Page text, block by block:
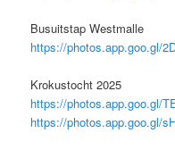
Busuitstap Westmalle
https://photos.app.goo.gl/
Krokustocht 2025
https://photos.app.goo.gl/
https://photos.app.goo.gl/